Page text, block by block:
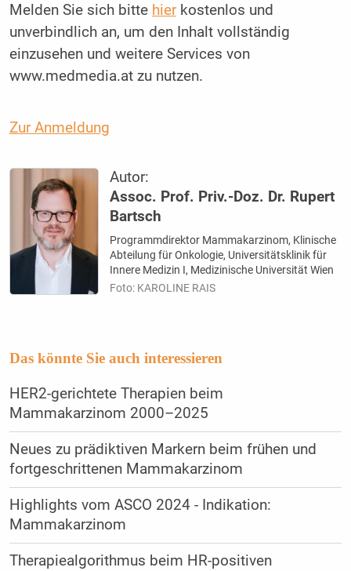
Melden Sie sich bitte hierkostenlos und
unverbindlich an, um den Inhalt vollständig
einzusehen und weitere Services von
www.medmedia.at zu nutzen.
Zur Anmeldung
Autor:
Assoc. Prof. Priv.-Doz. Dr. Rupert
Bartsch
Programmdirektor Mammakarzinom, Klinische
Abteilung für Onkologie, Universitätsklinik für
Innere Medizin I, Medizinische Universität Wien
Foto: KAROLINE RAIS
Das könnte Sie auch interessieren
HER2-gerichtete Therapien beim
Mammakarzinom 2000–2025
Neues zu prädiktiven Markern beim frühen und
fortgeschrittenen Mammakarzinom
Highlights vom ASCO 2024 - Indikation:
Mammakarzinom
Therapiealgorithmus beim HR-positiven